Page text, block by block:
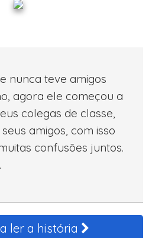
nunca teve amigos
agora ele começou a
colegas de classe,
amigos, com isso
confusões juntos.
ler a história